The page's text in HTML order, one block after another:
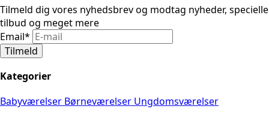
Tilmeld dig vores nyhedsbrev og modtag nyheder, specielle
tilbud og meget mere
Email*
Tilmeld
Kategorier
Babyværelser Børneværelser Ungdomsværelser